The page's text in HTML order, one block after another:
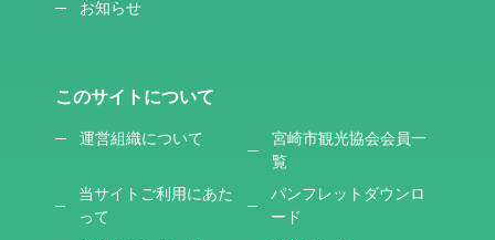
お知らせ
このサイトについて
運営組織について
宮崎市観光協会会員一
覧
当サイトご利用にあた
って
パンフレットダウンロ
ード